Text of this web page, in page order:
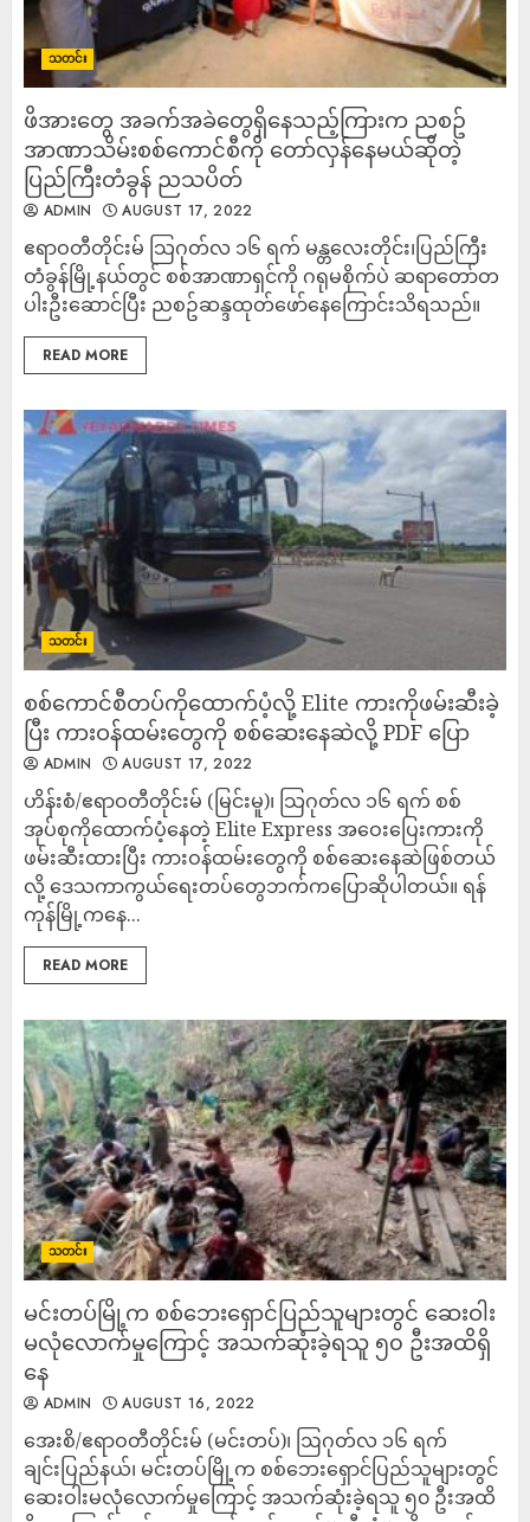
သတင်း
ဖိအားတွေ အခက်အခဲတွေရှိနေသည့်ကြားက ညစဥ်​
အာဏာသိမ်းစစ်ကောင်စီကို တော်လှန်နေမယ်ဆိုတဲ့
ပြည်ကြီးတံခွန် ညသပိတ်
ADMIN AUGUST 17, 2022
ဧရာဝတီတိုင်းမ် သြဂုတ်လ ၁၆ ရက် မန္တလေးတိုင်း၊ပြည်ကြီး
တံခွန်မြို့နယ်တွင် စစ်အာဏာရှင်ကို ဂရုမစိုက်ပဲ ဆရာတော်တ
ပါးဦးဆောင်ပြီး ညစဥ်ဆန္ဒထုတ်ဖော်နေကြောင်းသိရသည်။
READ MORE
သတင်း
စစ်ကောင်စီတပ်ကိုထောက်ပံ့လို့ Elite ကားကိုဖမ်းဆီးခဲ့
ပြီး ကားဝန်ထမ်းတွေကို စစ်ဆေးနေဆဲလို့ PDF ပြော
ADMIN AUGUST 17, 2022
ဟိန်းစံ/ဧရာဝတီတိုင်းမ် (မြင်းမူ)၊ သြဂုတ်လ ၁၆ ရက် စစ်
အုပ်စုကိုထောက်ပံ့နေတဲ့ Elite Express အဝေးပြေးကားကို
ဖမ်းဆီးထားပြီး ကားဝန်ထမ်းတွေကို စစ်ဆေးနေဆဲဖြစ်တယ်
လို့ ဒေသကာကွယ်ရေးတပ်တွေဘက်ကပြောဆိုပါတယ်။ ရန်
ကုန်မြို့ကနေ...
READ MORE
သတင်း
မင်းတပ်မြို့က စစ်ဘေးရှောင်ပြည်သူများတွင် ဆေးဝါး
မလုံလောက်မှုကြောင့် အသက်ဆုံးခဲ့ရသူ ၅၀ ဦးအထိရှိ
နေ
ADMIN AUGUST 16, 2022
အေးစိ/ဧရာဝတီတိုင်းမ် (မင်းတပ်)၊ ဩဂုတ်လ ၁၆ ရက်
ချင်းပြည်နယ်၊ မင်းတပ်မြို့က စစ်ဘေးရှောင်ပြည်သူများတွင်
ဆေးဝါးမလုံလောက်မှုကြောင့် အသက်ဆုံးခဲ့ရသူ ၅၀ ဦးအထိ